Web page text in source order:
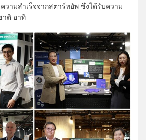
วามสำเร็จจากสตาร์ทอัพ ซึ่งได้รับความ
าติ อาทิ